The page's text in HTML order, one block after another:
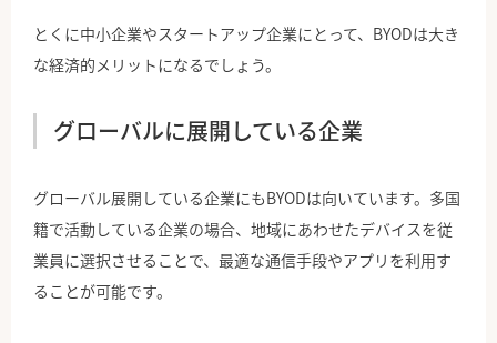
とくに中小企業やスタートアップ企業にとって、BYODは大き
な経済的メリットになるでしょう。
グローバルに展開している企業
グローバル展開している企業にもBYODは向いています。多国
籍で活動している企業の場合、地域にあわせたデバイスを従
業員に選択させることで、最適な通信手段やアプリを利用す
ることが可能です。